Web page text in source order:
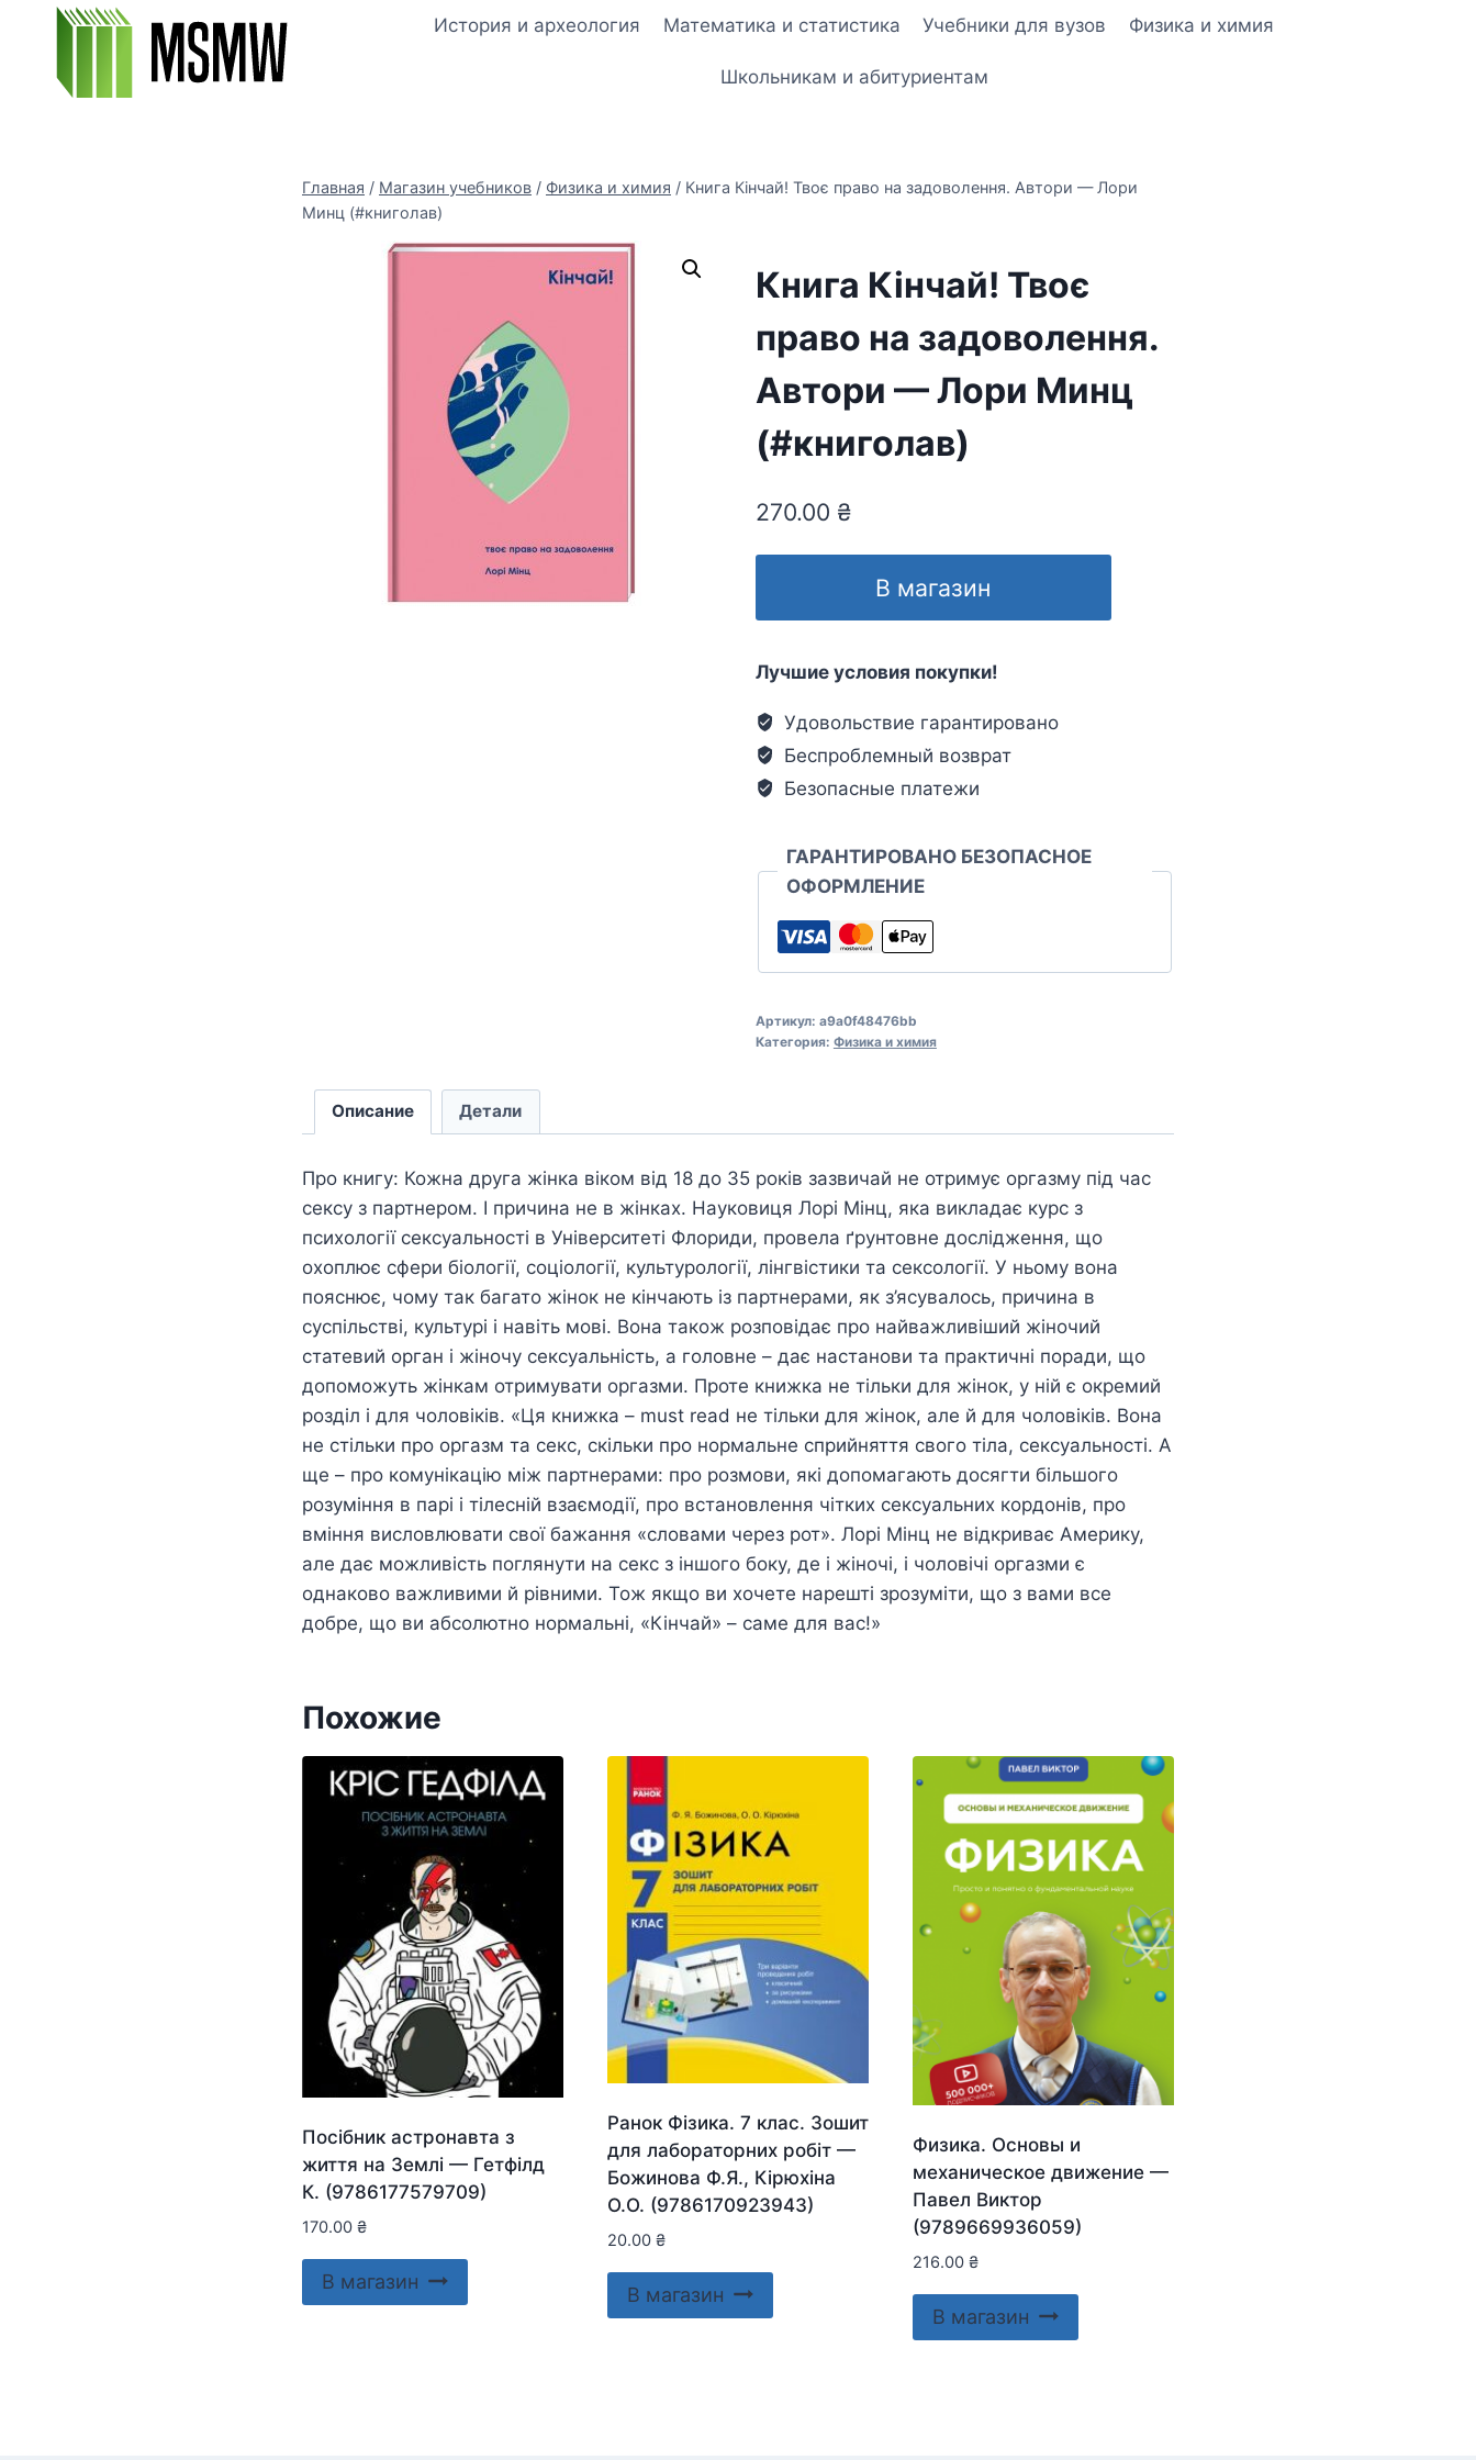
Перейти
содержимому
История и археология Математика и статистика Учебники для вузов Физика и химия
Школьникам и абитуриентам
Главная / Магазин учебников / Физика и химия / Книга Кінчай! Твоє право на задоволення. Автори — Лори
Минц (#книголав)
Книга Кінчай! Твоє
право на задоволення.
Автори — Лори Минц
(#книголав)
270.00 ₴
В магазин
Лучшие условия покупки!
Удовольствие гарантировано
Беспроблемный возврат
Безопасные платежи
ГАРАНТИРОВАНО БЕЗОПАСНОЕ
ОФОРМЛЕНИЕ
Артикул: a9a0f48476bb
Категория: Физика и химия
Описание Детали
Про книгу: Кожна друга жінка віком від 18 до 35 років зазвичай не отримує оргазму під час
сексу з партнером. І причина не в жінках. Науковиця Лорі Мінц, яка викладає курс з
психології сексуальності в Університеті Флориди, провела ґрунтовне дослідження, що
охоплює сфери біології, соціології, культурології, лінгвістики та сексології. У ньому вона
пояснює, чому так багато жінок не кінчають із партнерами, як з’ясувалось, причина в
суспільстві, культурі і навіть мові. Вона також розповідає про найважливіший жіночий
статевий орган і жіночу сексуальність, а головне – дає настанови та практичні поради, що
допоможуть жінкам отримувати оргазми. Проте книжка не тільки для жінок, у ній є окремий
розділ і для чоловіків. «Ця книжка – must read не тільки для жінок, але й для чоловіків. Вона
не стільки про оргазм та секс, скільки про нормальне сприйняття свого тіла, сексуальності. А
ще – про комунікацію між партнерами: про розмови, які допомагають досягти більшого
розуміння в парі і тілесній взаємодії, про встановлення чітких сексуальних кордонів, про
вміння висловлювати свої бажання «словами через рот». Лорі Мінц не відкриває Америку,
але дає можливість поглянути на секс з іншого боку, де і жіночі, і чоловічі оргазми є
однаково важливими й рівними. Тож якщо ви хочете нарешті зрозуміти, що з вами все
добре, що ви абсолютно нормальні, «Кінчай» – саме для вас!»
Похожие
Посібник астронавта з
життя на Землі — Гетфілд
К. (9786177579709)
170.00 ₴
В магазин
Ранок Фізика. 7 клас. Зошит
для лабораторних робіт —
Божинова Ф.Я., Кірюхіна
О.О. (9786170923943)
20.00 ₴
В магазин
Физика. Основы и
механическое движение —
Павел Виктор
(9789669936059)
216.00 ₴
В магазин